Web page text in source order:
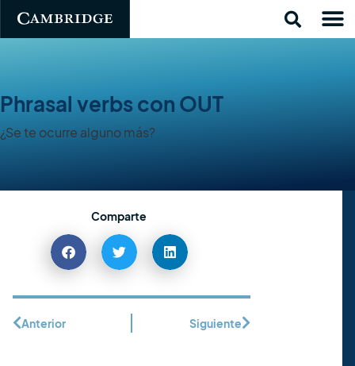
Phrasal verbs con OUT
¿Se te ocurre alguno más?
Comparte
Anterior Siguiente